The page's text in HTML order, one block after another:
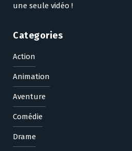
une seule vidéo !
Categories
Action
Animation
Aventure
Comédie
Drame